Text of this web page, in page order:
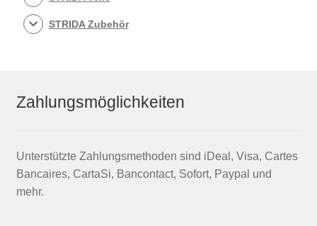
STRIDA Zubehör
Zahlungsmöglichkeiten
Unterstützte Zahlungsmethoden sind iDeal, Visa, Cartes
Bancaires, CartaSi, Bancontact, Sofort, Paypal und
mehr.